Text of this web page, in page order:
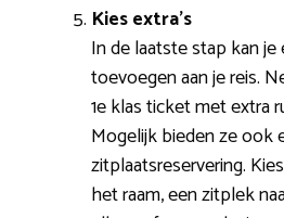
Kies extra’s
In de laatste stap kan
toevoegen aan je reis.
1e klas ticket met extra
Mogelijk bieden ze ook
zitplaatsreservering.
het raam, een zitplek